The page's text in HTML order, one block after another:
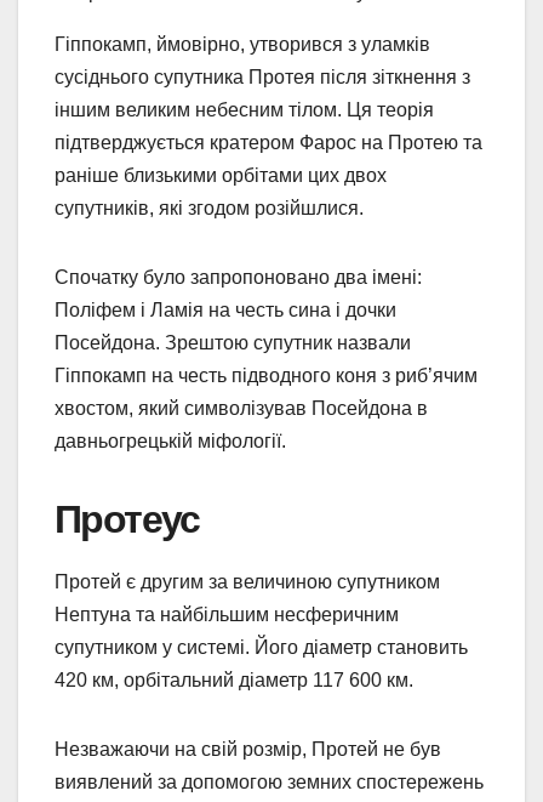
Гіппокамп, ймовірно, утворився з уламків
сусіднього супутника Протея після зіткнення з
іншим великим небесним тілом. Ця теорія
підтверджується кратером Фарос на Протею та
раніше близькими орбітами цих двох
супутників, які згодом розійшлися.
Спочатку було запропоновано два імені:
Поліфем і Ламія на честь сина і дочки
Посейдона. Зрештою супутник назвали
Гіппокамп на честь підводного коня з риб’ячим
хвостом, який символізував Посейдона в
давньогрецькій міфології.
Протеус
Протей є другим за величиною супутником
Нептуна та найбільшим несферичним
супутником у системі. Його діаметр становить
420 км, орбітальний діаметр 117 600 км.
Незважаючи на свій розмір, Протей не був
виявлений за допомогою земних спостережень